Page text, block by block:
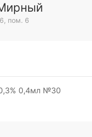
пом. 6
0,4мл №30